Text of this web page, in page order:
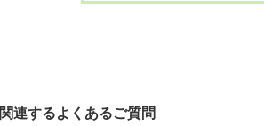
関連するよくあるご質問